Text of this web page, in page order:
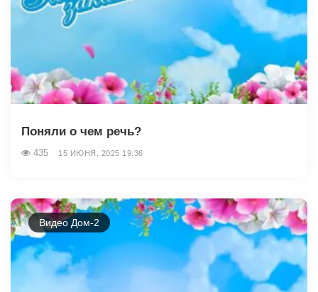
Поняли о чем речь?
435 15 ИЮНЯ, 2025 19:36
Видео Дом-2